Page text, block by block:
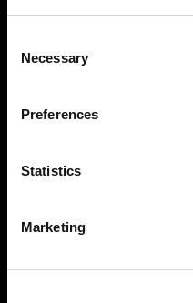
Selection
Necessary
Preferences
Statistics
Marketing